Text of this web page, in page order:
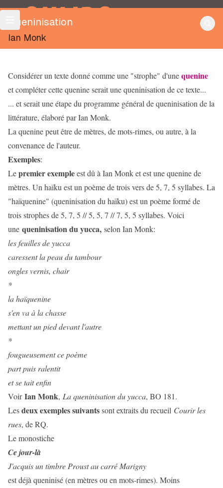
OULIPO
Queninisation
Ian Monk
Considérer un texte donné comme une "strophe" d'unequenine
et compléter cette quenine serait une queninisation de ce texte...
... et serait une étape du programme général de queninisation de la
littérature, élaboré par Ian Monk.
La quenine peut être de mètres, de mots-rimes, ou autre, à la
convenance de l'auteur.
Exemples:
Lepremier exempleest dû à Ian Monk et est une quenine de
mètres. Un haïku est un poème de trois vers de 5, 7, 5 syllabes. La
"haïquenine" (queninisation du haïku) est un poème formé de
trois strophes de 5, 7, 5 // 5, 5, 7 // 7, 5, 5 syllabes. Voici
une queninisation du yucca, selon Ian Monk:
les feuilles de yucca
caressent la peau du tambour
ongles vernis, chair
*
la haïquenine
s'en va à la chasse
mettant un pied devant l'autre
*
fougueusement ce poème
part puis ralentit
et se tait enfin
VoirIan Monk, La queninisation du yucca, BO 181.
Lesdeux exemples suivantssont extraits du recueil Courir les
rues, de RQ.
Le monostiche
Ce jour-là
J'acquis un timbre Proust au carré Marigny
est déjà queninisé (en mètres ou en mots-rimes). Moins